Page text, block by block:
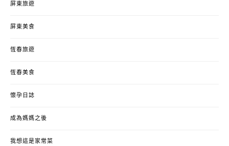
屏東旅遊
屏東美食
恆春旅遊
恆春美食
懷孕日誌
成為媽媽之後
我想這是家常菜